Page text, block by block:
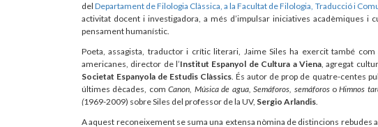
delDepartament de Filologia Clàssica, a la Facultat de Filologia, Traducció i
activitat docent i investigadora, a més d’impulsar iniciatives acadèmiques i
pensament humanístic.
Poeta, assagista, traductor i crític literari, Jaime Siles ha exercit també
americanes, director de l’Institut Espanyol de Cultura a Viena, agregat
Societat Espanyola de Estudis Clàssics. És autor de prop de quatre-centes
últimes dècades, comCanon, Música de agua, Semáforos, semáforos o Himnos
(1969-2009) sobre Siles del professor de la UV, Sergio Arlandis.
A aquest reconeixement se suma una extensa nòmina de distincions rebudes